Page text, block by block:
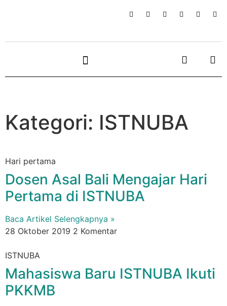
Kategori: ISTNUBA
Hari pertama
Dosen Asal Bali Mengajar Hari
Pertama di ISTNUBA
Baca Artikel Selengkapnya »
28 Oktober 2019 2 Komentar
ISTNUBA
Mahasiswa Baru ISTNUBA Ikuti
PKKMB